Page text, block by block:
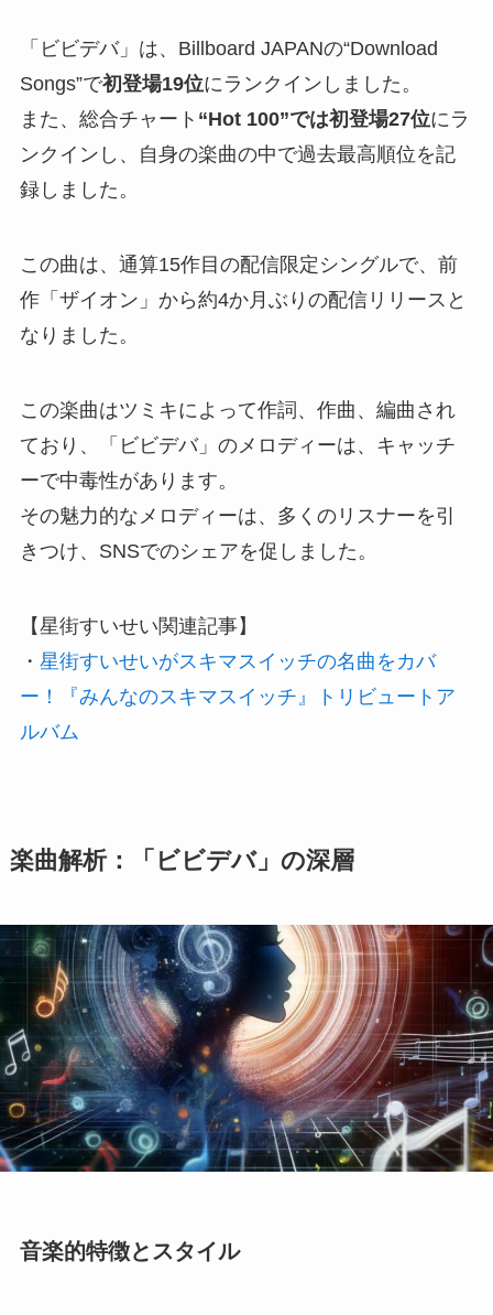
「ビビデバ」は、Billboard JAPANの“Download
Songs”で初登場19位にランクインしました。
また、総合チャート “Hot 100”では初登場27位にラ
ンクインし、自身の楽曲の中で過去最高順位を記
録しました。
この曲は、通算15作目の配信限定シングルで、前
作「ザイオン」から約4か月ぶりの配信リリースと
なりました。
この楽曲はツミキによって作詞、作曲、編曲され
ており、「ビビデバ」のメロディーは、キャッチ
ーで中毒性があります。
その魅力的なメロディーは、多くのリスナーを引
きつけ、SNSでのシェアを促しました。
【星街すいせい関連記事】
・ 星街すいせいがスキマスイッチの名曲をカバ
ー！『みんなのスキマスイッチ』トリビュートア
ルバム
楽曲解析：「ビビデバ」の深層
音楽的特徴とスタイル